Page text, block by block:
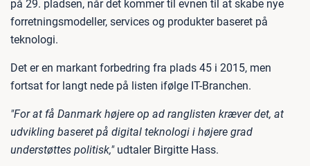
på 29. pladsen, når det kommer til evnen til at skabe nye
forretningsmodeller, services og produkter baseret på
teknologi.
Det er en markant forbedring fra plads 45 i 2015, men
fortsat for langt nede på listen ifølge IT-Branchen.
"For at få Danmark højere op ad ranglisten kræver det, at
udvikling baseret på digital teknologi i højere grad
understøttes politisk,"udtaler Birgitte Hass.